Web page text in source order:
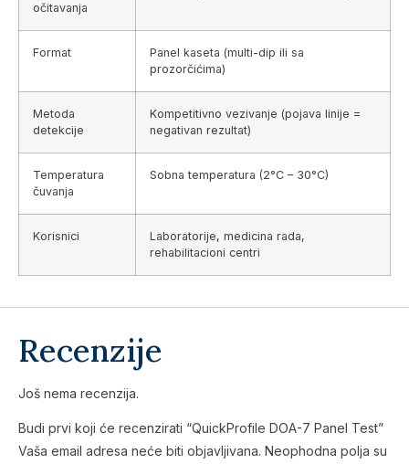
očitavanja
Format
Panel kaseta (multi-dip ili sa
prozorčićima)
Metoda
detekcije
Kompetitivno vezivanje (pojava linije =
negativan rezultat)
Temperatura
čuvanja
Sobna temperatura (2°C – 30°C)
Korisnici
Laboratorije, medicina rada,
rehabilitacioni centri
Recenzije
Još nema recenzija.
Budi prvi koji će recenzirati “QuickProfile DOA-7 Panel Test”
Vaša email adresa neće biti objavljivana. Neophodna polja su